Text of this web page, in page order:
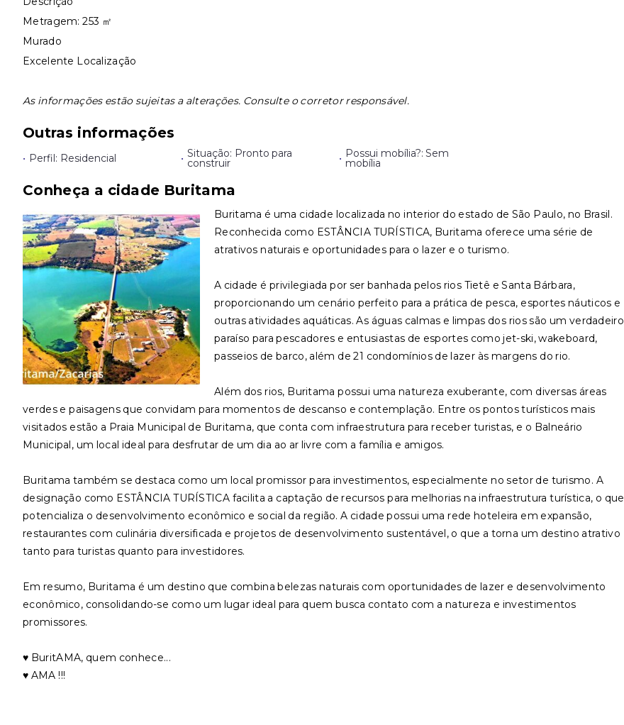
Metragem: 253 ㎡
Murado
Excelente Localização
As informações estão sujeitas a alterações. Consulte o corretor responsável.
Outras informações
• Perfil: Residencial • Situação: Pronto para
construir • Possui mobília?: Sem
mobília
Conheça a cidade Buritama
Buritama é uma cidade localizada no interior do estado de São Paulo, no Brasil.
Reconhecida como ESTÂNCIA TURÍSTICA, Buritama oferece uma série de
atrativos naturais e oportunidades para o lazer e o turismo.
A cidade é privilegiada por ser banhada pelos rios Tietê e Santa Bárbara,
proporcionando um cenário perfeito para a prática de pesca, esportes náuticos e
outras atividades aquáticas. As águas calmas e limpas dos rios são um verdadeiro
paraíso para pescadores e entusiastas de esportes como jet-ski, wakeboard,
passeios de barco, além de 21 condomínios de lazer às margens do rio.
Além dos rios, Buritama possui uma natureza exuberante, com diversas áreas
verdes e paisagens que convidam para momentos de descanso e contemplação. Entre os pontos turísticos mais
visitados estão a Praia Municipal de Buritama, que conta com infraestrutura para receber turistas, e o Balneário
Municipal, um local ideal para desfrutar de um dia ao ar livre com a família e amigos.
Buritama também se destaca como um local promissor para investimentos, especialmente no setor de turismo. A
designação como ESTÂNCIA TURÍSTICA facilita a captação de recursos para melhorias na infraestrutura turística, o que
potencializa o desenvolvimento econômico e social da região. A cidade possui uma rede hoteleira em expansão,
restaurantes com culinária diversificada e projetos de desenvolvimento sustentável, o que a torna um destino atrativo
tanto para turistas quanto para investidores.
Em resumo, Buritama é um destino que combina belezas naturais com oportunidades de lazer e desenvolvimento
econômico, consolidando-se como um lugar ideal para quem busca contato com a natureza e investimentos
promissores.
♥️ BuritAMA, quem conhece...
♥️ AMA !!!